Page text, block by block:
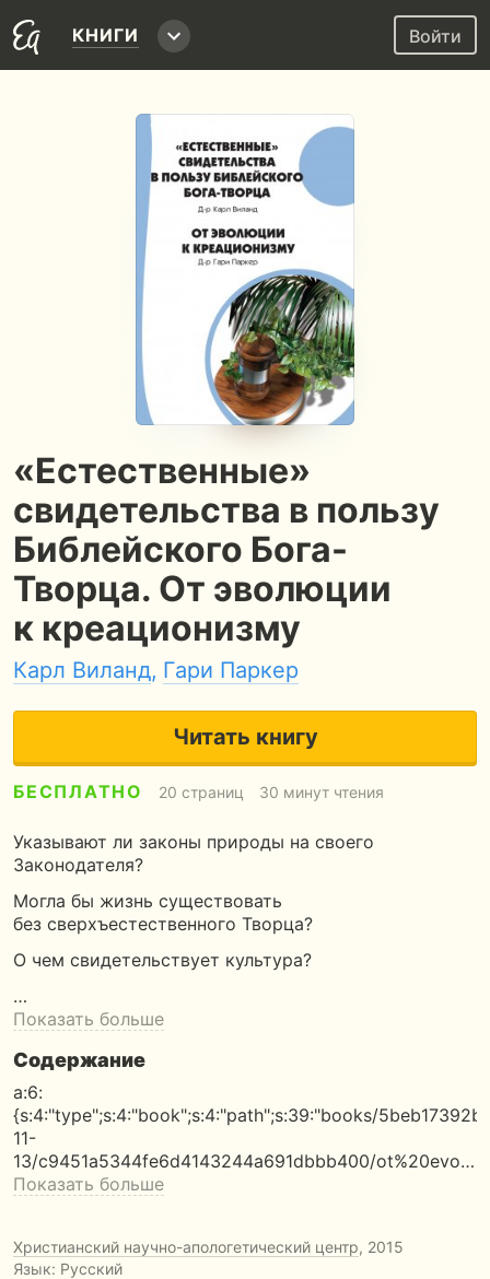
КНИГИ Войти
«Естественные»
свидетельства в пользу
Библейского Бога-
Творца. От эволюции
к креационизму
Карл Виланд, Гари Паркер
Читать книгу
БЕСПЛАТНО 20 страниц 30 минут чтения
Указывают ли законы природы на своего
Законодателя?
Могла бы жизнь существовать
без сверхъестественного Творца?
О чем свидетельствует культура?
…
Показать больше
Содержание
a:6:
{s:4:"type";s:4:"book";s:4:"path";s:39:"books/
11-
13/c9451a5344fe6d4143244a691dbbb400/ot%20evo…
Показать больше
Христианский научно-апологетический центр, 2015
Язык: Русский